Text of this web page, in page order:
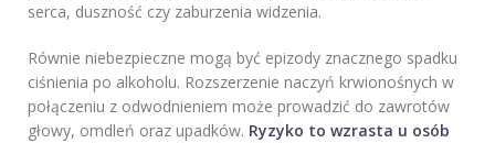
serca, duszność czy zaburzenia widzenia.
Równie niebezpieczne mogą być epizody znacznego spadku
ciśnienia po alkoholu. Rozszerzenie naczyń krwionośnych w
połączeniu z odwodnieniem może prowadzić do zawrotów
głowy, omdleń oraz upadków. Ryzyko to wzrasta u osób